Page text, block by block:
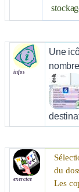
infos
Une
nombre
exercice
du
Les